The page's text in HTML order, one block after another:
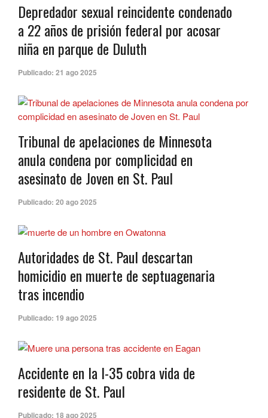
Depredador sexual reincidente condenado
a 22 años de prisión federal por acosar
niña en parque de Duluth
Publicado: 21 ago 2025
Tribunal de apelaciones de Minnesota
anula condena por complicidad en
asesinato de Joven en St. Paul
Publicado: 20 ago 2025
Autoridades de St. Paul descartan
homicidio en muerte de septuagenaria
tras incendio
Publicado: 19 ago 2025
Accidente en la I-35 cobra vida de
residente de St. Paul
Publicado: 18 ago 2025